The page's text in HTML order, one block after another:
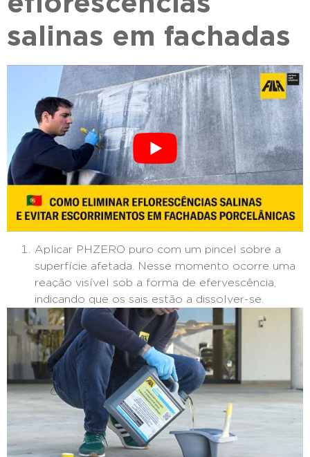
salinas em fachadas
Aplicar PHZERO puro com um pincel sobre a
superfície afetada. Nesse momento ocorre uma
reação visível sob a forma de efervescência,
indicando que os sais estão a dissolver-se.